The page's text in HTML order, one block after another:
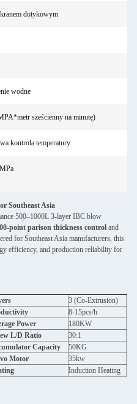
dotykowym
wodne
sześcienny na minutę)
kontrola temperatury
Southeast Asia
500–1000L 3-layer IBC blow
point parison thickness control and
for Southeast Asia manufacturers, this
efficiency, and production reliability for
3 (Co-Extrusion)
8-15pcs/h
Power
180KW
L/D Ratio
30:1
Capacity
50KG
Motor
35kw
Induction Heating